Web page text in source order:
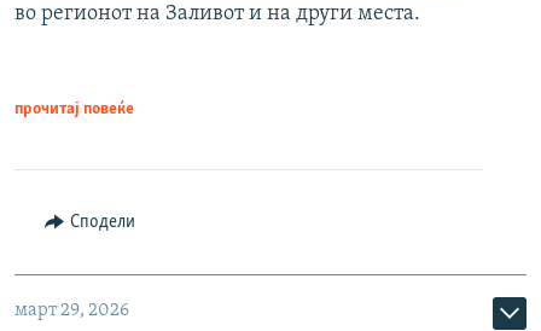
во регионот на Заливот и на други места.
прочитај повеќе
Сподели
март 29, 2026